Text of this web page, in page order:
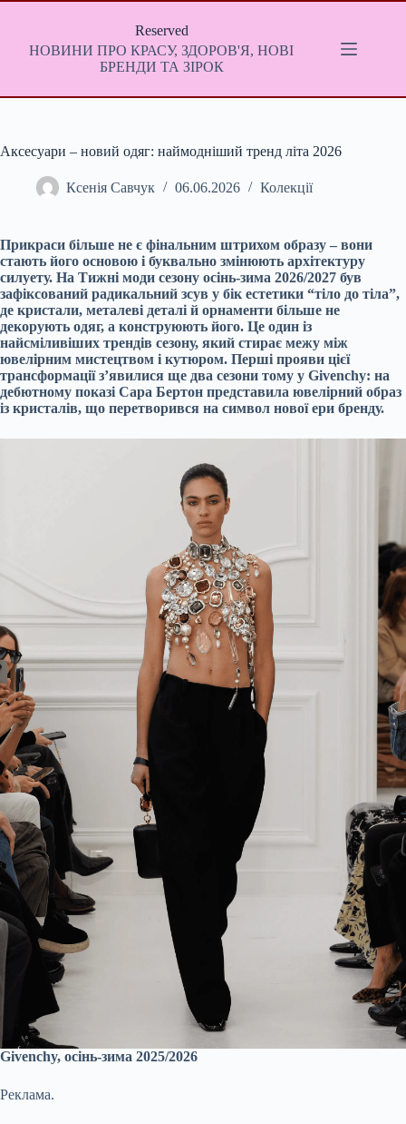
Перейти
Reserved
НОВИНИ ПРО КРАСУ, ЗДОРОВ'Я, НОВІ
БРЕНДИ ТА ЗІРОК
Аксесуари – новий одяг: наймодніший тренд літа 2026
Ксенія Савчук 06.06.2026 Колекції
Прикраси більше не є фінальним штрихом образу – вони
стають його основою і буквально змінюють архітектуру
силуету. На Тижні моди сезону осінь-зима 2026/2027 був
зафіксований радикальний зсув у бік естетики “тіло до тіла”,
де кристали, металеві деталі й орнаменти більше не
декорують одяг, а конструюють його. Це один із
найсміливіших трендів сезону, який стирає межу між
ювелірним мистецтвом і кутюром. Перші прояви цієї
трансформації з’явилися ще два сезони тому у Givenchy: на
дебютному показі Сара Бертон представила ювелірний образ
із кристалів, що перетворився на символ нової ери бренду.
Givenchy, осінь-зима 2025/2026
Реклама.